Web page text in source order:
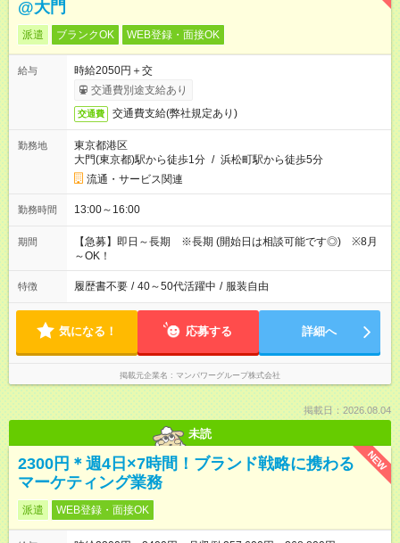
@大門
派遣 ブランクOK WEB登録・面接OK
給与
時給2050円＋交
交通費別途支給あり
交通費 交通費支給(弊社規定あり)
勤務地
東京都港区
大門(東京都)駅から徒歩1分 / 浜松町駅から徒歩5分
流通・サービス関連
勤務時間 13:00～16:00
期間
【急募】即日～長期 ※長期 (開始日は相談可能です◎) ※8月
～OK！
特徴 履歴書不要 / 40～50代活躍中 / 服装自由
気になる！ 応募する 詳細へ
掲載元企業名 マンパワーグループ株式会社
掲載日：2026.08.04
未読
NEW
2300円＊週4日×7時間！ブランド戦略に携わる
マーケティング業務
派遣 WEB登録・面接OK